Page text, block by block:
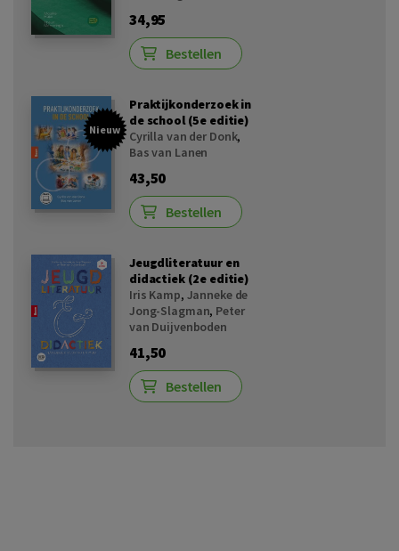
34,95
Bestellen
Nieuw
Praktijkonderzoek in
de school (5e editie)
Cyrilla van der Donk,
Bas van Lanen
43,50
Bestellen
Jeugdliteratuur en
didactiek (2e editie)
Iris Kamp, Janneke de
Jong-Slagman, Peter
van Duijvenboden
41,50
Bestellen